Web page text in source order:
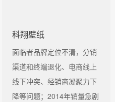
科翔壁纸
面临者品牌定位不清，分销
渠道和终端退化、电商线上
线下冲突、经销商凝聚力下
降等问题；2014年销量急剧